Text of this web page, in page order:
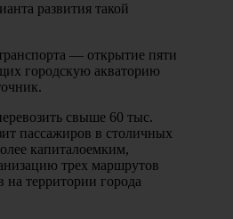
развития такой
— открытие пяти
городскую акваторию
свыше 60 тыс.
пассажиров в столичных
капиталоемким,
трех маршрутов
территории города